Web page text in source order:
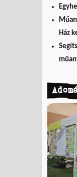
Ház